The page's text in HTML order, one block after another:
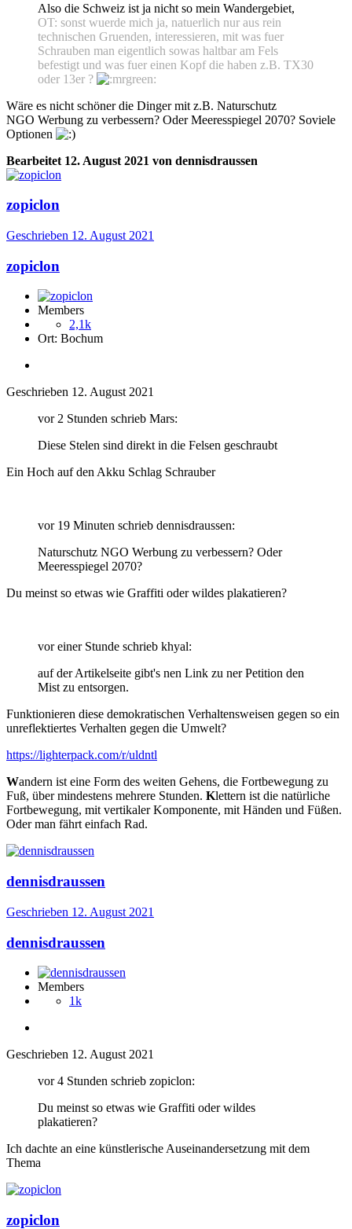
Also die Schweiz ist ja nicht so mein Wandergebiet,
OT: sonst wuerde mich ja, natuerlich nur aus rein
technischen Gruenden, interessieren, mit was fuer
Schrauben man eigentlich sowas haltbar am Fels
befestigt und was fuer einen Kopf die haben z.B. TX30
oder 13er ?
Wäre es nicht schöner die Dinger mit z.B. Naturschutz
NGO Werbung zu verbessern? Oder Meeresspiegel 2070? Soviele
Optionen
Bearbeitet 12. August 2021 von dennisdraussen
zopiclon
Geschrieben 12. August 2021
zopiclon
Members
2,1k
Ort: Bochum
Geschrieben 12. August 2021
vor 2 Stunden schrieb Mars:
Diese Stelen sind direkt in die Felsen geschraubt
Ein Hoch auf den Akku Schlag Schrauber
vor 19 Minuten schrieb dennisdraussen:
Naturschutz NGO Werbung zu verbessern? Oder
Meeresspiegel 2070?
Du meinst so etwas wie Graffiti oder wildes plakatieren?
vor einer Stunde schrieb khyal:
auf der Artikelseite gibt's nen Link zu ner Petition den
Mist zu entsorgen.
Funktionieren diese demokratischen Verhaltensweisen gegen so ein
unreflektiertes Verhalten gegen die Umwelt?
https://lighterpack.com/r/uldntl
Wandern ist eine Form des weiten Gehens, die Fortbewegung zu
Fuß, über mindestens mehrere Stunden. Klettern ist die natürliche
Fortbewegung, mit vertikaler Komponente, mit Händen und Füßen.
Oder man fährt einfach Rad.
dennisdraussen
Geschrieben 12. August 2021
dennisdraussen
Members
1k
Geschrieben 12. August 2021
vor 4 Stunden schrieb zopiclon:
Du meinst so etwas wie Graffiti oder wildes
plakatieren?
Ich dachte an eine künstlerische Auseinandersetzung mit dem
Thema
zopiclon